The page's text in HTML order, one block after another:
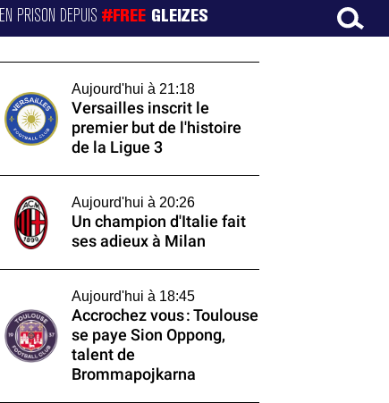
EN PRISON DEPUIS#FREE GLEIZES
Aujourd'hui à 21:18
Versailles inscrit le
premier but de l'histoire
de la Ligue 3
Aujourd'hui à 20:26
Un champion d'Italie fait
ses adieux à Milan
Aujourd'hui à 18:45
Accrochez vous : Toulouse
se paye Sion Oppong,
talent de
Brommapojkarna